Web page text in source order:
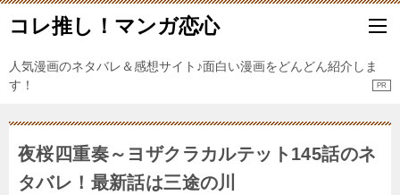
コレ推し！マンガ恋心
人気漫画のネタバレ＆感想サイト♪面白い漫画をどんどん紹介しま
す！
夜桜四重奏～ヨザクラカルテット145話のネ
タバレ！最新話は三途の川